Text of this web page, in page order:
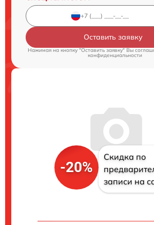
Оставить заявку
Нажимая на кнопку "Оставить заявку" Вы
конфиденциальности
-20%
Скидка по
записи на